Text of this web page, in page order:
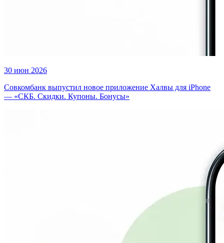
30 июн 2026
Совкомбанк выпустил новое приложение Халвы для iPhone
— «СКБ. Скидки. Купоны. Бонусы»